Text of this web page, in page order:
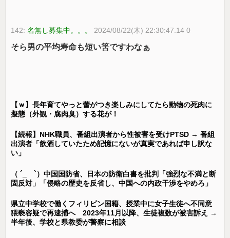
142:名無し募集中。。。 2024/08/22(木) 22:30:47.14 0
そら男の平均寿命も短い筈ですわなぁ
【ｗ】長年育てやっと蕾がつき楽しみにしてたら動物の死肉に
擬態（外観・腐肉臭）する花が！
【続報】NHK職員、番組出演者から性被害を受けPTSD → 番組
出演者「飲酒していたため記憶にないが真実であれば申し訳な
い」
（ ´_ゝ`）中国国防省、日本の防衛白書を批判「強烈な不満と断
固反対」「侵略の歴史を反省し、中国への内政干渉をやめろ」
県立中学校で働くフィリピン国籍、授業中に女子生徒へ不同意
猥褻容疑で再逮捕へ 2023年11月以降、生徒複数が被害訴え →
半年後、学校と県教委が警察に相談